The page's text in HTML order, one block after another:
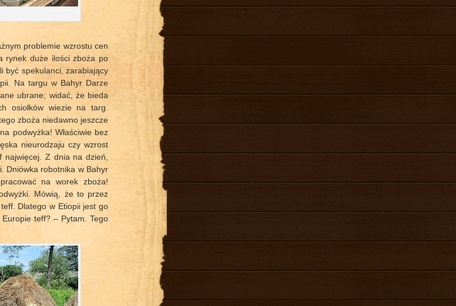
problemie wzrostu cen
rynek duże ilości zboża po
być spekulanci, zarabiający
Na targu w Bahyr Darze
ubrane; widać, że bieda
osiołków wiezie na targ.
zboża niedawno jeszcze
podwyżka! Właściwie bez
nieurodzaju czy wzrost
najwięcej. Z dnia na dzień,
Dniówka robotnika w Bahyr
na worek zboża!
Mówią, że to przez
Dlatego w Etiopii jest go
teff? – Pytam. Tego